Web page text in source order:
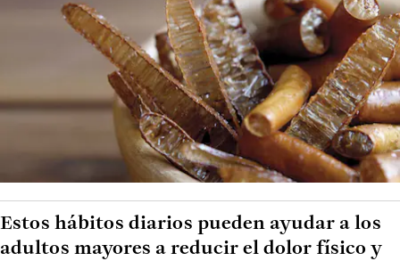
Estos hábitos diarios pueden ayudar a los
adultos mayores a reducir el dolor físico y